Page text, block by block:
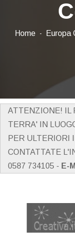
Home Europa
ATTENZIONE! IL
TERRA' IN
PER ULTERIORI
CONTATTATE
0587 734105 - E-